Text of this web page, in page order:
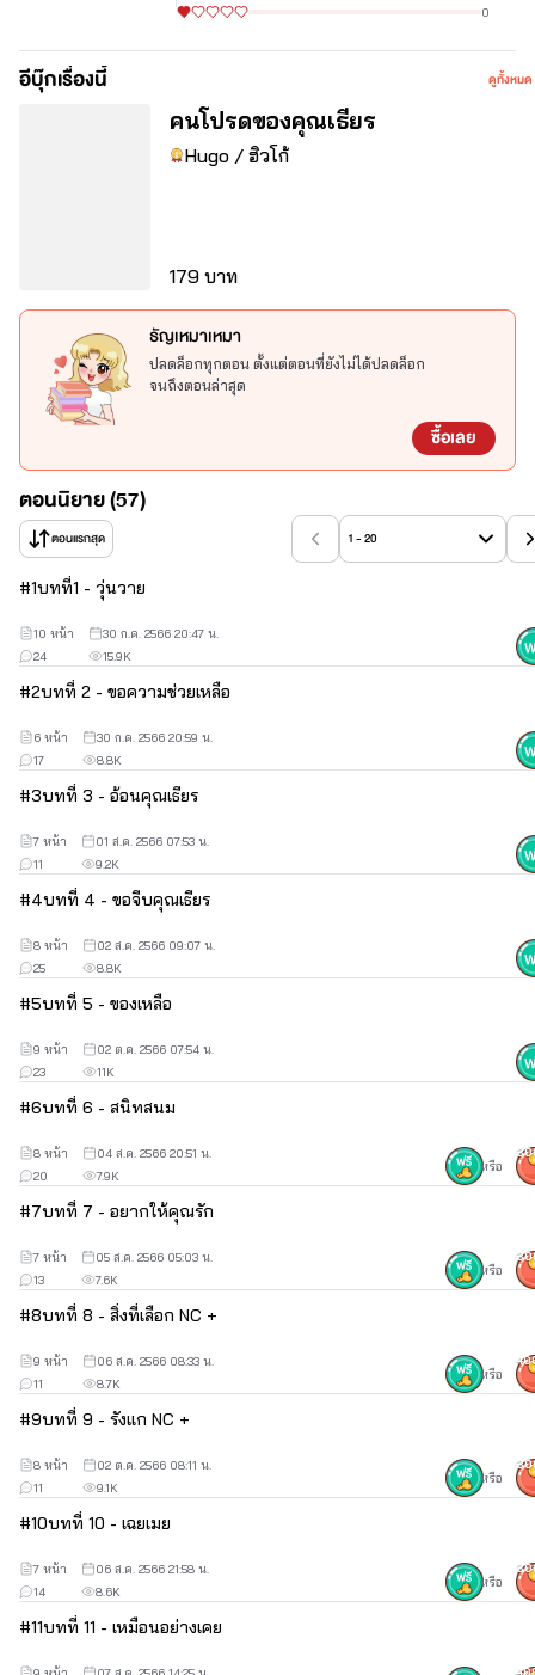
นิยายเรื่องนี้เหมาะสำหรับผู้ที่มีอายุ18ปีขึ้นไป มีเนื้อหาและคำพูดที่
โปรดใช้ความคิดและวิจารณญาณในการอ่าน!
อ่านเพื่อความบันเทิง ถ้ารู้สึกว่าไม่ถูกจริตใครแนะนำให้เลื่อนผ่าน
ไม่ทิ้งคอมเมนท์แย่ๆ เอาไว้ให้นักเขียนนะคะ
0
อีบุ๊กเรื่องนี้ ดูทั้งหมด
คนโปรดของคุณเธียร
Hugo / ฮิวโก้
179 บาท
ธัญเหมาเหมา
ปลดล็อกทุกตอน ตั้งแต่ตอนที่ยังไม่ได้ปลดล็อก
จนถึงตอนล่าสุด
ซื้อเลย
ตอนนิยาย (57)
ตอนแรกสุด 1 - 20
#1บทที่1 - วุ่นวาย
15.9K
24
10 หน้า 30 ก.ค. 2566 20:47 น.
#2บทที่ 2 - ขอความช่วยเหลือ
8.8K
17
6 หน้า 30 ก.ค. 2566 20:59 น.
#3บทที่ 3 - อ้อนคุณเธียร
9.2K
11
7 หน้า 01 ส.ค. 2566 07:53 น.
#4บทที่ 4 - ขอจีบคุณเธียร
8.8K
25
8 หน้า 02 ส.ค. 2566 09:07 น.
#5บทที่ 5 - ของเหลือ
11K
23
9 หน้า 02 ต.ค. 2566 07:54 น.
#6บทที่ 6 - สนิทสนม
7.9K
20
8 หน้า
04 ส.ค. 2566 20:51 น.
หรือ
#7บทที่ 7 - อยากให้คุณรัก
7.6K
13
7 หน้า
05 ส.ค. 2566 05:03 น.
หรือ
#8บทที่ 8 - สิ่งที่เลือก NC +
8.7K
11
9 หน้า
06 ส.ค. 2566 08:33 น.
หรือ
#9บทที่ 9 - รังแก NC +
9.1K
11
8 หน้า
02 ต.ค. 2566 08:11 น.
หรือ
#10บทที่ 10 - เฉยเมย
8.6K
14
7 หน้า
06 ส.ค. 2566 21:58 น.
หรือ
#11บทที่ 11 - เหมือนอย่างเคย